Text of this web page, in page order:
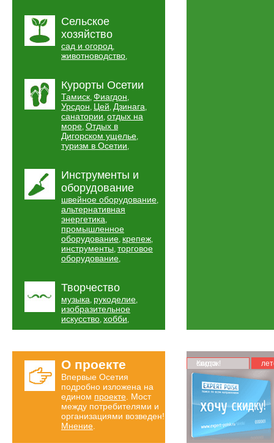
Сельское
хозяйство
сад и огород,
животноводство,
Курорты Осетии
Тамиск, Фиагдон,
Урсдон, Цей, Дзинага,
санатории, отдых на
море, Отдых в
Дигорском ущелье,
туризм в Осетии,
Инструменты и
оборудование
швейное оборудование,
альтернативная
энергетика,
промышленное
оборудование, крепеж,
инструменты, торговое
оборудование,
Творчество
музыка, рукоделие,
изобразительное
искусство, хобби,
О проекте
Впервые Осетия
подробно изложена на
едином проекте . Мост
между потребителями и
организациями возведен!
Мнение
Карта скидок!